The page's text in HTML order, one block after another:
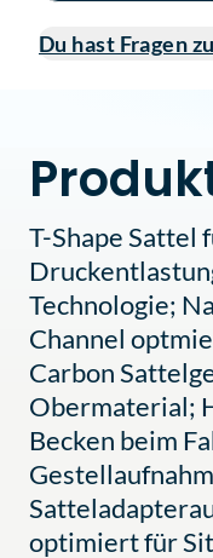
Du hast Fragen
T-Shape Sattel
Technologie;
Channel
Carbon
Obermaterial;
Becken beim
optimiert für